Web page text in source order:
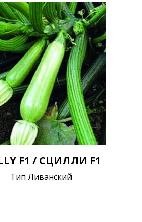
F1 / СЦИЛЛИ F1
Тип Ливанский